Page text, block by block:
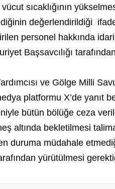
sıcaklığının
değerlendirildiği
personel hakkında
Başsavcılığı
ve Gölge Milli
platformu X’de yanıt
bütün bölüğe ceza
altında bekletilmesi
duruma müdahale
yürütülmesi